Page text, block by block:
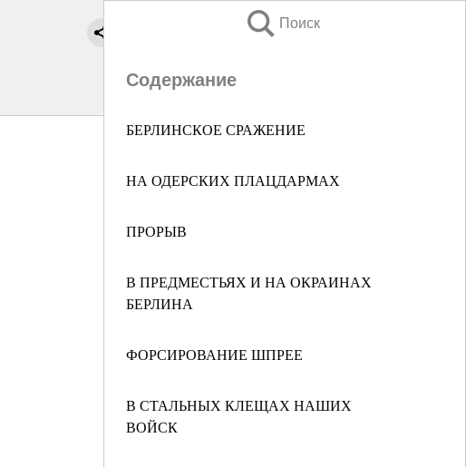
Поиск
Содержание
БЕРЛИНСКОЕ СРАЖЕНИЕ
НА ОДЕРСКИХ ПЛАЦДАРМАХ
ПРОРЫВ
В ПРЕДМЕСТЬЯХ И НА ОКРАИНАХ
БЕРЛИНА
ФОРСИРОВАНИЕ ШПРЕЕ
В СТАЛЬНЫХ КЛЕЩАХ НАШИХ
ВОЙСК